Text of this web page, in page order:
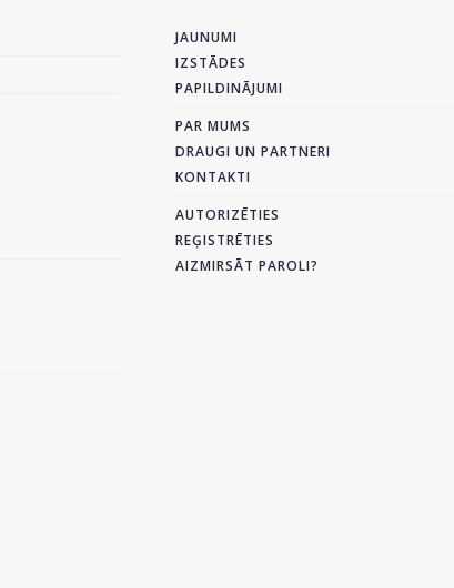
JAUNUMI
IZSTĀDES
PAPILDINĀJUMI
PAR MUMS
DRAUGI UN PARTNERI
KONTAKTI
AUTORIZĒTIES
REĢISTRĒTIES
AIZMIRSĀT PAROLI?